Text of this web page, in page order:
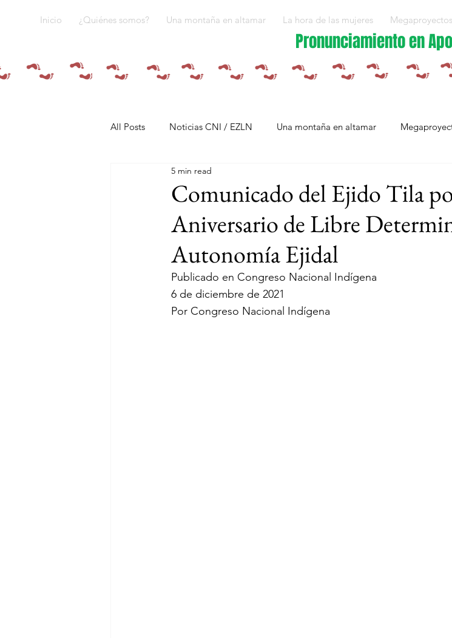
Inicio ¿Quiénes somos? Una montaña en altamar La hora de las mujeres
Pronunciamiento en
All Posts Noticias CNI / EZLN Una montaña en altamar
Pandemia y pueblos indígenas
Resistencias Tren Maya Plan Integral Morelos Capítulo Europa
Comunicado del Ejido Tila
Aniversario de Libre
Autonomía Ejidal
5 min read
Publicado en Congreso Nacional Indígena
6 de diciembre de 2021
Por Congreso Nacional Indígena